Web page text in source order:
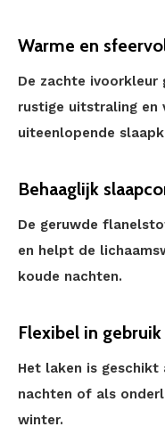
Warme en
De zachte ivoorkleur
rustige uitstraling en
uiteenlopende
Behaaglijk
De geruwde
en helpt de
koude nachten.
Flexibel in gebruik
Het laken is
nachten of als
winter.